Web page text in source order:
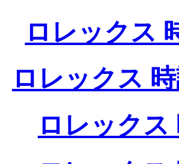
ロレックス
ロレックス
ロレックス